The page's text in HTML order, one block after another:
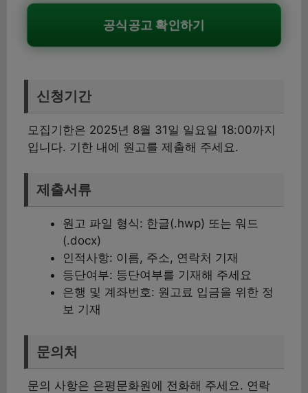
공식공고 확인하기
신청기간
모집기한은 2025년 8월 31일 일요일 18:00까지
입니다. 기한 내에 원고를 제출해 주세요.
제출서류
원고 파일 형식: 한글(.hwp) 또는 워드
(.docx)
인적사항: 이름, 주소, 연락처 기재
등단여부: 등단여부를 기재해 주세요
은행 및 계좌번호: 원고료 입금을 위한 정
보 기재
문의처
문의 사항은 은평문화원에 전화해 주세요. 연락